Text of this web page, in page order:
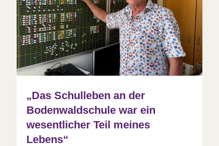
„Das Schulleben an der
Bodenwaldschule war ein
wesentlicher Teil meines
Lebens“